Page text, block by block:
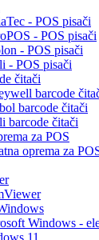
- POS pisači
- POS pisači
- POS pisači
- POS pisači
čitači
barcode
barcode čitači
barcode čitači
za POS
oprema za
Windows -
11